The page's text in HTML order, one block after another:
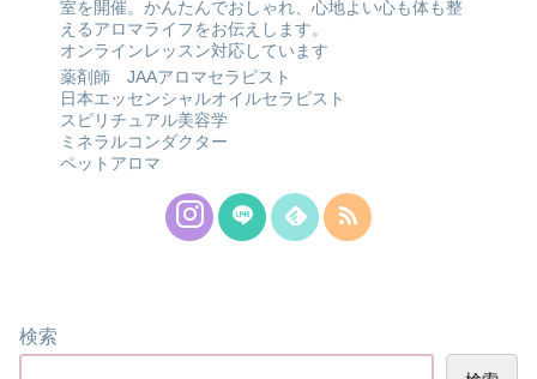
室を開催。かんたんでおしゃれ、心地よい心も体も整
えるアロマライフをお伝えします。
オンラインレッスン対応しています
薬剤師 JAAアロマセラピスト
日本エッセンシャルオイルセラピスト
スピリチュアル美容学
ミネラルコンダクター
ペットアロマ
検索